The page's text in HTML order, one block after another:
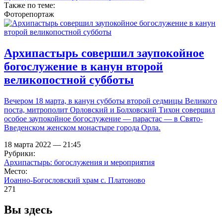
Также по теме:
Фоторепортаж
Архипастырь совершил заупокойное
богослужение в канун второй
великопостной субботы
Вечером 18 марта, в канун субботы второй седмицы Великого
поста, митрополит Орловский и Болховский Тихон совершил
особое заупокойное богослужение — парастас — в Свято-
Введенском женском монастыре города Орла.
18 марта 2022 — 21:45
Рубрики:
Архипастырь: богослужения и мероприятия
Место:
Иоанно-Богословский храм с. Платоново
271
Вы здесь